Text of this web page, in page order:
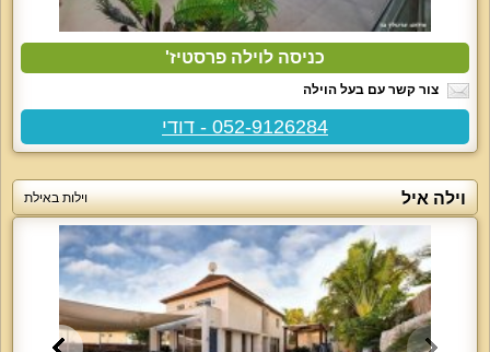
כניסה לוילה פרסטיז'
צור קשר עם בעל הוילה
052-9126284 - דודי
וילה איל וילות באילת